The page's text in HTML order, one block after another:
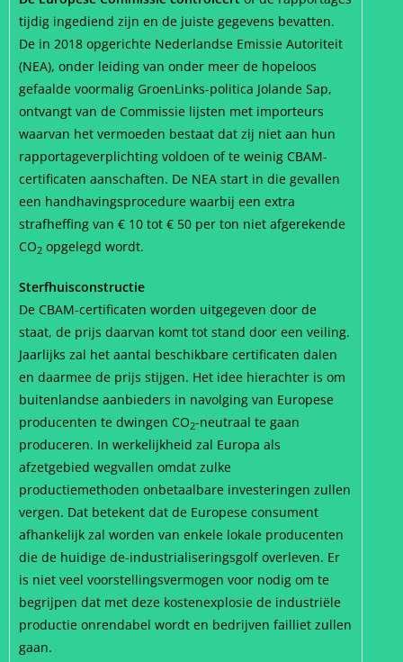
tijdig ingediend zijn en de juiste gegevens bevatten.
De in 2018 opgerichte Nederlandse Emissie Autoriteit
(NEA), onder leiding van onder meer de hopeloos
gefaalde voormalig GroenLinks-politica Jolande Sap,
ontvangt van de Commissie lijsten met importeurs
waarvan het vermoeden bestaat dat zij niet aan hun
rapportageverplichting voldoen of te weinig CBAM-
certificaten aanschaften. De NEA start in die gevallen
een handhavingsprocedure waarbij een extra
strafheffing van € 10 tot € 50 per ton niet afgerekende
CO2 opgelegd wordt.
Sterfhuisconstructie
De CBAM-certificaten worden uitgegeven door de
staat, de prijs daarvan komt tot stand door een veiling.
Jaarlijks zal het aantal beschikbare certificaten dalen
en daarmee de prijs stijgen. Het idee hierachter is om
buitenlandse aanbieders in navolging van Europese
producenten te dwingen CO2-neutraal te gaan
produceren. In werkelijkheid zal Europa als
afzetgebied wegvallen omdat zulke
productiemethoden onbetaalbare investeringen zullen
vergen. Dat betekent dat de Europese consument
afhankelijk zal worden van enkele lokale producenten
die de huidige de-industrialiseringsgolf overleven. Er
is niet veel voorstellingsvermogen voor nodig om te
begrijpen dat met deze kostenexplosie de industriële
productie onrendabel wordt en bedrijven failliet zullen
gaan.